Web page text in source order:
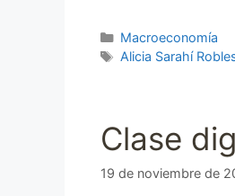
Categorías
Macroeconomía
Etiquetas
Alicia Sarahí
Clase
19 de noviembre de